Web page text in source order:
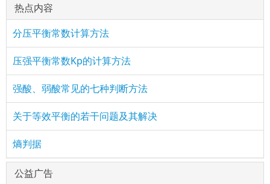
热点内容
分压平衡常数计算方法
压强平衡常数Kp的计算方法
强酸、弱酸常见的七种判断方法
关于等效平衡的若干问题及其解决
熵判据
公益广告